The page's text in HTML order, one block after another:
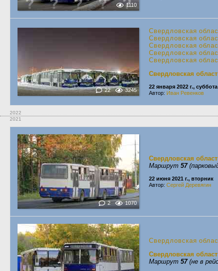
1110
22 3245
Свердловская
Свердловская
Свердловская
Свердловская
Свердловская
Свердловская
22 января 2022 г., суббота
Автор: Иван Ревенков
2022
2021
2 1070
Свердловская
Маршрут 57
22 июня 2021 г., вторник
Автор: Сергей Деревягин
Свердловская
Свердловская
Маршрут 57(не в